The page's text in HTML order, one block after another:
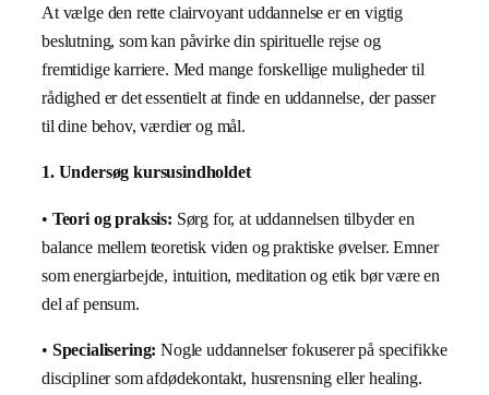
At vælge den rette clairvoyant uddannelse er en vigtig
beslutning, som kan påvirke din spirituelle rejse og
fremtidige karriere. Med mange forskellige muligheder til
rådighed er det essentielt at finde en uddannelse, der passer
til dine behov, værdier og mål.
1. Undersøg kursusindholdet
• Teori og praksis: Sørg for, at uddannelsen tilbyder en
balance mellem teoretisk viden og praktiske øvelser. Emner
som energiarbejde, intuition, meditation og etik bør være en
del af pensum.
• Specialisering: Nogle uddannelser fokuserer på specifikke
discipliner som afdødekontakt, husrensning eller healing.